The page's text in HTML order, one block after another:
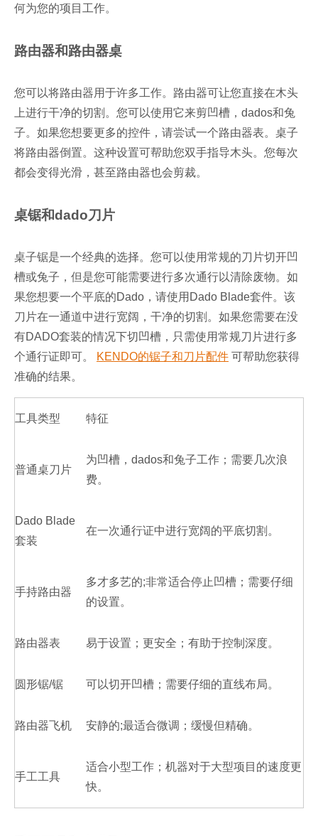
何为您的项目工作。
路由器和路由器桌
您可以将路由器用于许多工作。路由器可让您直接在木头
上进行干净的切割。您可以使用它来剪凹槽，dados和兔
子。如果您想要更多的控件，请尝试一个路由器表。桌子
将路由器倒置。这种设置可帮助您双手指导木头。您每次
都会变得光滑，甚至路由器也会剪裁。
桌锯和dado刀片
桌子锯是一个经典的选择。您可以使用常规的刀片切开凹
槽或兔子，但是您可能需要进行多次通行以清除废物。如
果您想要一个平底的Dado，请使用Dado Blade套件。该
刀片在一通道中进行宽阔，干净的切割。如果您需要在没
有DADO套装的情况下切凹槽，只需使用常规刀片进行多
个通行证即可。
KENDO的锯子和刀片配件 可帮助您获得
准确的结果。
工具类型 特征
普通桌刀片
为凹槽，dados和兔子工作；需要几次浪
费。
Dado Blade
套装
在一次通行证中进行宽阔的平底切割。
手持路由器
多才多艺的;非常适合停止凹槽；需要仔细
的设置。
路由器表 易于设置；更安全；有助于控制深度。
圆形锯/锯 可以切开凹槽；需要仔细的直线布局。
路由器飞机 安静的;最适合微调；缓慢但精确。
手工工具
适合小型工作；机器对于大型项目的速度更
快。